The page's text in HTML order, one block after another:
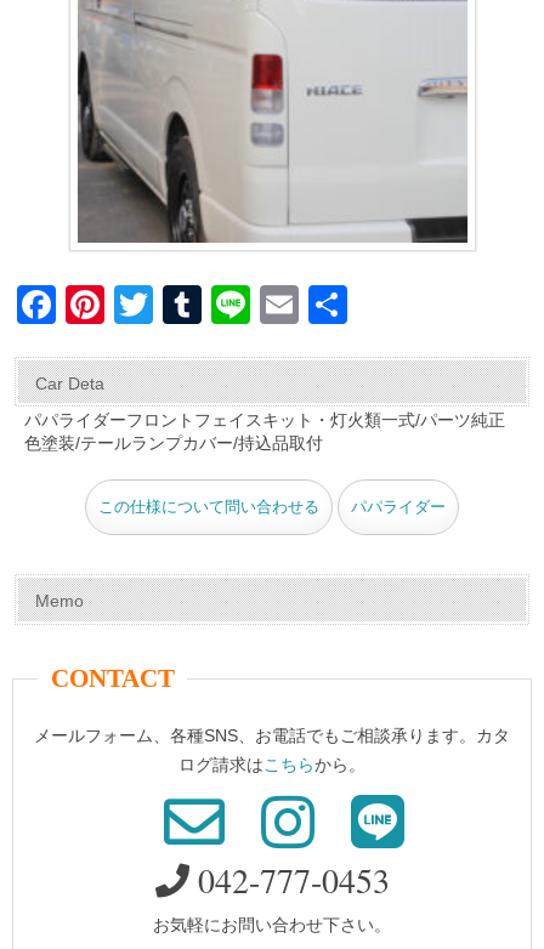
F
c
e
b
k
Pi
er
e
st
T
tt
er
T
m
bl
r
Li
e
E
ail
Car Deta
パパライダーフロントフェイスキット・灯火類一式/パーツ純正
色塗装/テールランプカバー/持込品取付
この仕様について問い合わせる パパライダー
Memo
CONTACT
メールフォーム、各種SNS、お電話でもご相談承ります。カタ
ログ請求はこちらから。
042-777-0453
お気軽にお問い合わせ下さい。